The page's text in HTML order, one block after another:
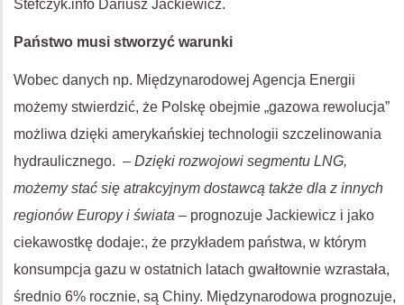
Stefczyk.info Dariusz Jackiewicz.
Państwo musi stworzyć warunki
Wobec danych np. Międzynarodowej Agencja Energii
możemy stwierdzić, że Polskę obejmie „gazowa rewolucja”
możliwa dzięki amerykańskiej technologii szczelinowania
hydraulicznego. – Dzięki rozwojowi segmentu LNG,
możemy stać się atrakcyjnym dostawcą także dla z innych
regionów Europy i świata – prognozuje Jackiewicz i jako
ciekawostkę dodaje:, że przykładem państwa, w którym
konsumpcja gazu w ostatnich latach gwałtownie wzrastała,
średnio 6% rocznie, są Chiny. Międzynarodowa prognozuje,